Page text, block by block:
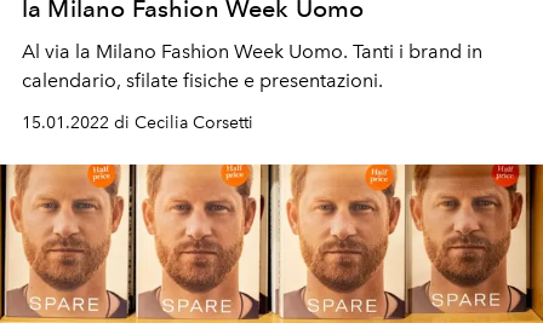
la Milano Fashion Week Uomo
Al via la Milano Fashion Week Uomo. Tanti i brand in
calendario, sfilate fisiche e presentazioni.
15.01.2022 di Cecilia Corsetti